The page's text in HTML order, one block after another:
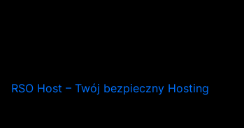
RSO Host – Twój bezpieczny Hosting